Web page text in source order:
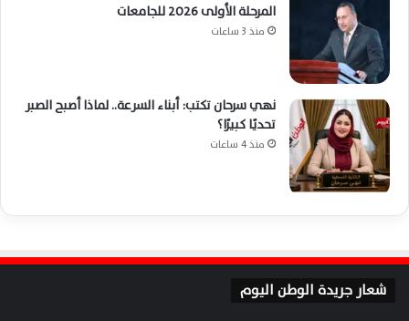
المرحلة الأولى 2026 للجامعات
منذ 3 ساعات
نهي سرحان تكتب: أبناء السرعة.. لماذا أصبح الصبر
تحديًا كبيرًا؟
منذ 4 ساعات
شعار جريدة الوطن اليوم